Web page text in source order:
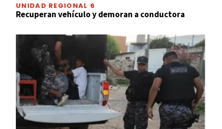
UNIDAD REGIONAL 6
Recuperan vehículo y demoran a conductora